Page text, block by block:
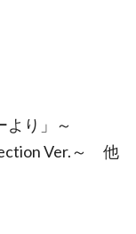
り」～
Ver.～ 他